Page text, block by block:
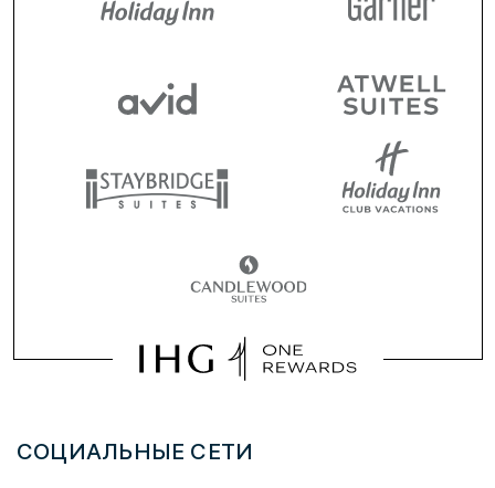
СОЦИАЛЬНЫЕ СЕТИ